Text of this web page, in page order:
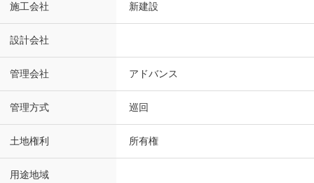
施工会社 新建設
設計会社
管理会社 アドバンス
管理方式 巡回
土地権利 所有権
用途地域